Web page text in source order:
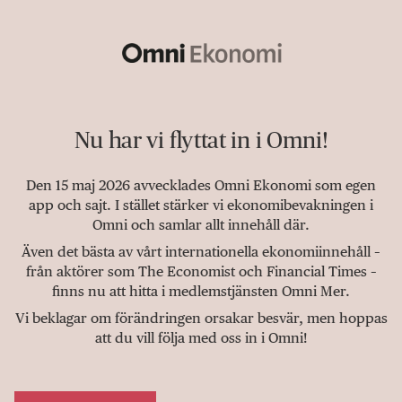
Nu har vi flyttat in i Omni!
Den 15 maj 2026 avvecklades Omni Ekonomi som egen
app och sajt. I stället stärker vi ekonomibevakningen i
Omni och samlar allt innehåll där.
Även det bästa av vårt internationella ekonomiinnehåll –
från aktörer som The Economist och Financial Times –
finns nu att hitta i medlemstjänsten Omni Mer.
Vi beklagar om förändringen orsakar besvär, men hoppas
att du vill följa med oss in i Omni!